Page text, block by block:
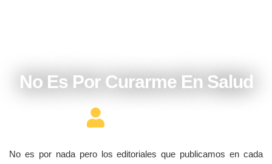
No Es Por Curarme En Salud
No es por nada pero los editoriales que publicamos en cada